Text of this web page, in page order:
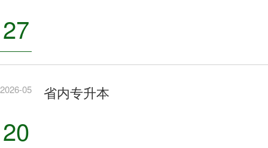
27
2026-05
20
省内专升本